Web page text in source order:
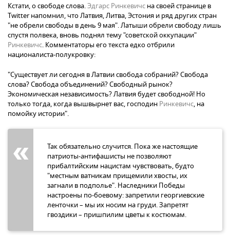
Кстати, о свободе слова.Эдгарс Ринкевичс на своей странице в
Twitter напомнил, что Латвия, Литва, Эстония и ряд других стран
"не обрели свободы в день 9 мая". Латыши обрели свободу лишь
спустя полвека, вновь поднял тему "советской оккупации"
Ринкевичс. Комментаторы его текста едко отбрили
националиста-полукровку:
"Существует ли сегодня в Латвии свобода собраний? Свобода
слова? Свобода объединений? Свободный рынок?
Экономическая независимость? Латвия будет свободной! Но
только тогда, когда вышвырнет вас, господин Ринкевичс, на
помойку истории".
Так обязательно случится. Пока же настоящие
патриоты-антифашисты не позволяют
прибалтийским нацистам чувствовать, будто
"местным ватникам прищемили хвосты, их
загнали в подполье". Наследники Победы
настроены по-боевому: запретили георгиевские
ленточки – мы их носим на груди. Запретят
гвоздики – пришпилим цветы к костюмам.